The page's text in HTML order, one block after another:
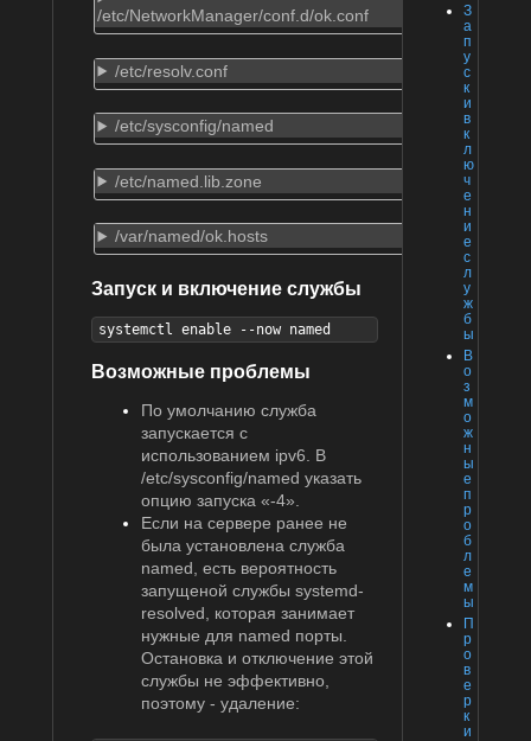
З
а
п
у
с
к
и
в
к
л
ю
ч
е
н
и
е
с
л
у
ж
б
ы
В
о
з
м
о
ж
н
ы
е
п
р
о
б
л
е
м
ы
П
р
о
в
е
р
к
и
/etc/NetworkManager/conf.d/ok.conf
/etc/resolv.conf
/etc/sysconfig/named
/etc/named.lib.zone
/var/named/ok.hosts
Запуск и включение службы
systemctl enable --now named
Возможные проблемы
По умолчанию служба
запускается с
использованием ipv6. В
/etc/sysconfig/named указать
опцию запуска «-4».
Если на сервере ранее не
была установлена служба
named, есть вероятность
запущеной службы systemd-
resolved, которая занимает
нужные для named порты.
Остановка и отключение этой
службы не эффективно,
поэтому - удаление: